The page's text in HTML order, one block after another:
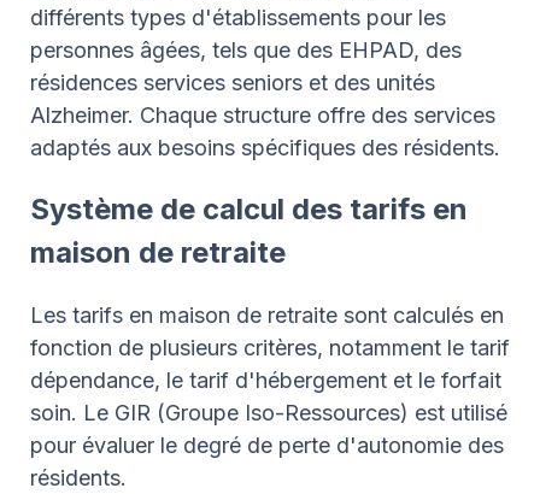
différents types d'établissements pour les
personnes âgées, tels que des EHPAD, des
résidences services seniors et des unités
Alzheimer. Chaque structure offre des services
adaptés aux besoins spécifiques des résidents.
Système de calcul des tarifs en
maison de retraite
Les tarifs en maison de retraite sont calculés en
fonction de plusieurs critères, notamment le tarif
dépendance, le tarif d'hébergement et le forfait
soin. Le GIR (Groupe Iso-Ressources) est utilisé
pour évaluer le degré de perte d'autonomie des
résidents.